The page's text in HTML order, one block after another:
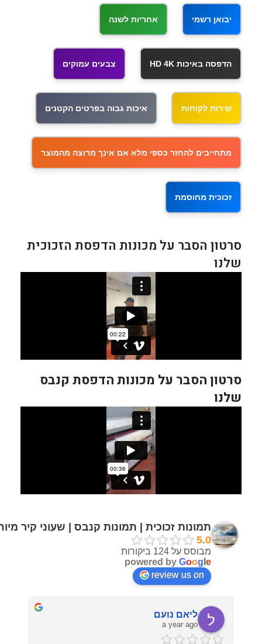
יבואן רשמי אחריות לשנה
הדפסה באיכות HD 4K צבעים עמוקים
שירות לקוחות איכות גבוה בפרטים הקטנים
מתחייבים להחזר כספי מלא אם אינך מרוצה מהמוצר
זכוכית מחוסמת
סרטון הסבר על מכונות הדפסת הזכוכית
שלנו
סרטון הסבר על מכונות הדפסת קנבס
שלנו
תמונות זכוכית | תמונות קנבס | שעוני קיר
5.0
מבוסס על 124 ביקורות
powered by Goog e
review us on
ליאם נועם
a year ago